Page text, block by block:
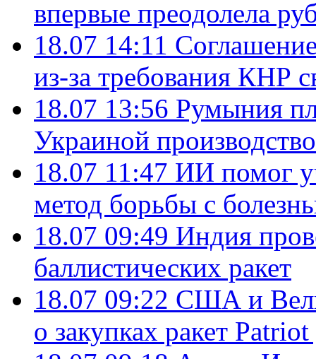
впервые преодолела
18.07 14:11
из-за требования КНР
18.07 13:56 Румыния
Украиной
18.07 11:47 ИИ помог
метод борьбы с
18.07 09:49 Индия
баллистических ракет
18.07 09:22 США и
о закупках ракет